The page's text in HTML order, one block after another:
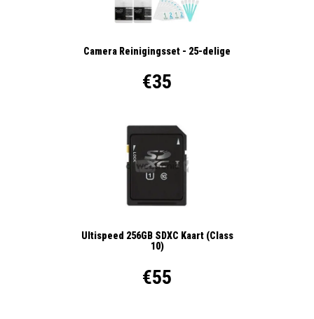
Camera Reinigingsset - 25-delige
€35
Ultispeed 256GB SDXC Kaart (Class
10)
€55